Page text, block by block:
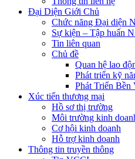
Đại Diện Giới Chủ
Chức năng Đại diện
Sự kiện – Tập huấn
Tin liên quan
Chủ đề
Quan hệ lao
Phát triển kỹ
Phát Triển Bền
Xúc tiến thương mại
Hồ sơ thị trường
Môi trường kinh
Cơ hội kinh doanh
Hỗ trợ kinh doanh
Thông tin truyền thông